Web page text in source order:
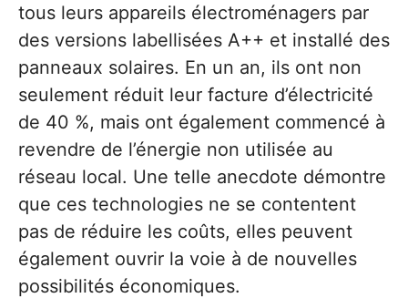
tous leurs appareils électroménagers par
des versions labellisées A++ et installé des
panneaux solaires. En un an, ils ont non
seulement réduit leur facture d’électricité
de 40 %, mais ont également commencé à
revendre de l’énergie non utilisée au
réseau local. Une telle anecdote démontre
que ces technologies ne se contentent
pas de réduire les coûts, elles peuvent
également ouvrir la voie à de nouvelles
possibilités économiques.